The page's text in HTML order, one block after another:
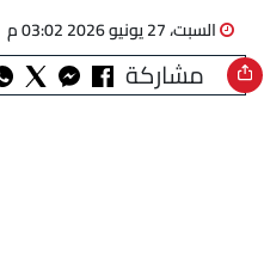
السبت، 27 يونيو 2026 03:02 م
مشاركة